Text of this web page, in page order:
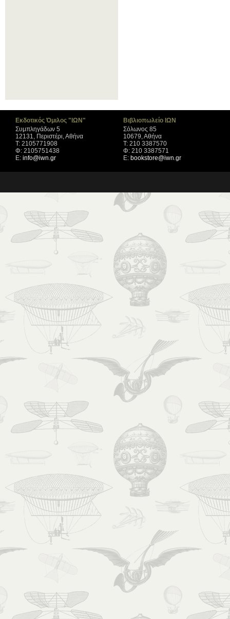
Εκδοτικός Όμιλος "ΙΩΝ"
Συμπληγάδων 5
12131, Περιστέρι, Αθήνα
Τ: 2105771908
Φ: 2105751438
Ε: info@iwn.gr
Βιβλιοπωλείο ΙΩΝ
Σόλωνος 85
10679, Αθήνα
Τ: 210 3387570
Φ: 210 3387571
Ε: bookstore@iwn.gr